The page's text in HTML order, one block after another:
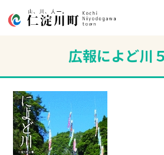
広報によど川